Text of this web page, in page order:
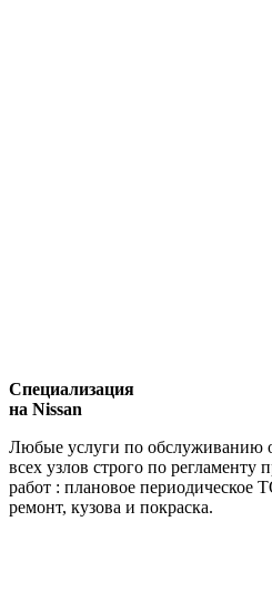
Специализация
на Nissan
Любые услуги по обслуживанию
всех узлов строго по регламенту
работ : плановое периодическое
ремонт, кузова и покраска.